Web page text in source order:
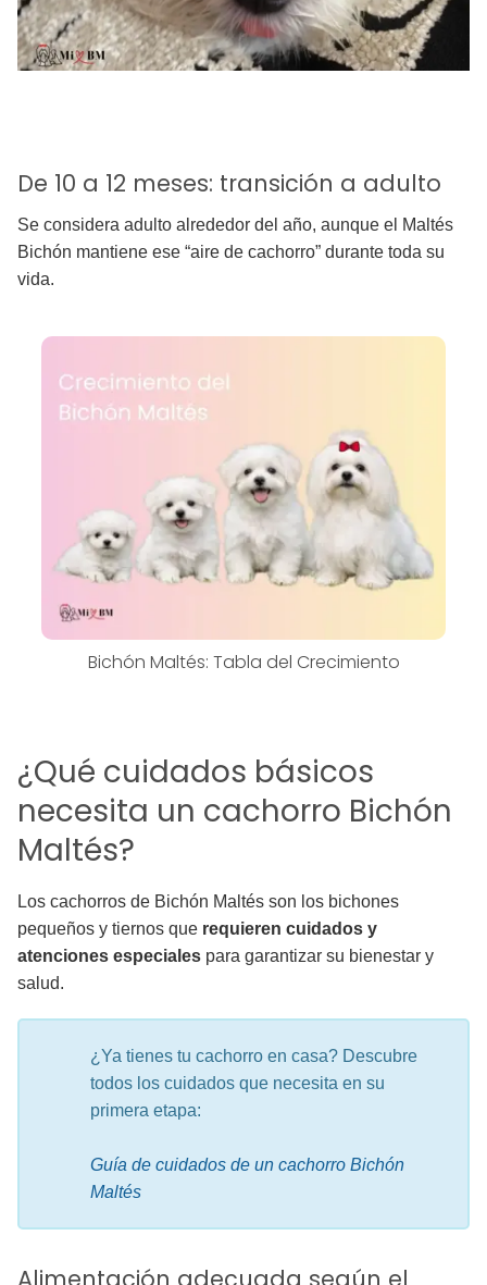
De 10 a 12 meses: transición a adulto
Se considera adulto alrededor del año, aunque el Maltés
Bichón mantiene ese “aire de cachorro” durante toda su
vida.
Bichón Maltés: Tabla del Crecimiento
¿Qué cuidados básicos
necesita un cachorro Bichón
Maltés?
Los cachorros de Bichón Maltés son los bichones
pequeños y tiernos que requieren cuidados y
atenciones especiales para garantizar su bienestar y
salud.
¿Ya tienes tu cachorro en casa? Descubre
todos los cuidados que necesita en su
primera etapa:
Guía de cuidados de un cachorro Bichón
Maltés